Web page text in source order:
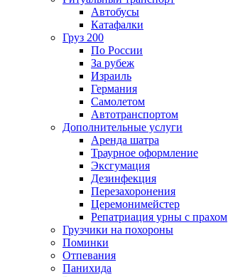
Автобусы
Катафалки
Груз 200
По России
За рубеж
Израиль
Германия
Самолетом
Автотранспортом
Дополнительные услуги
Аренда шатра
Траурное оформление
Эксгумация
Дезинфекция
Перезахоронения
Церемонимейстер
Репатриация урны с прахом
Грузчики на похороны
Поминки
Отпевания
Панихида